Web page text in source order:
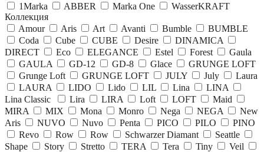
1Marka
ABBER Marka One
WasserKRAFT
Коллекция
Amour
Aris Art Avanti Bumble
BUMBLE
Coda
Cube CUBE Desire
DINAMICA
DIRECT
Eco ELEGANCE Estel Forest
Gaula
GAULA
GD-12 GD-8 Glace
GRUNGE LOFT
Grunge Loft
GRUNGE LOFT JULY July
Laura
LAURA
LIDO Lido LIL Lina
LINA
Lina Classic
Lira LIRA Loft LOFT
Maid
MIRA
MIX Mona Monro Nega NEGA
New
Aris
NUVO Nuvo Penta PICO PILO
PINO
Revo
Row Row Schwarzer Diamant
Seattle
Shape
Story Stretto TERA Tera Tiny
Veil